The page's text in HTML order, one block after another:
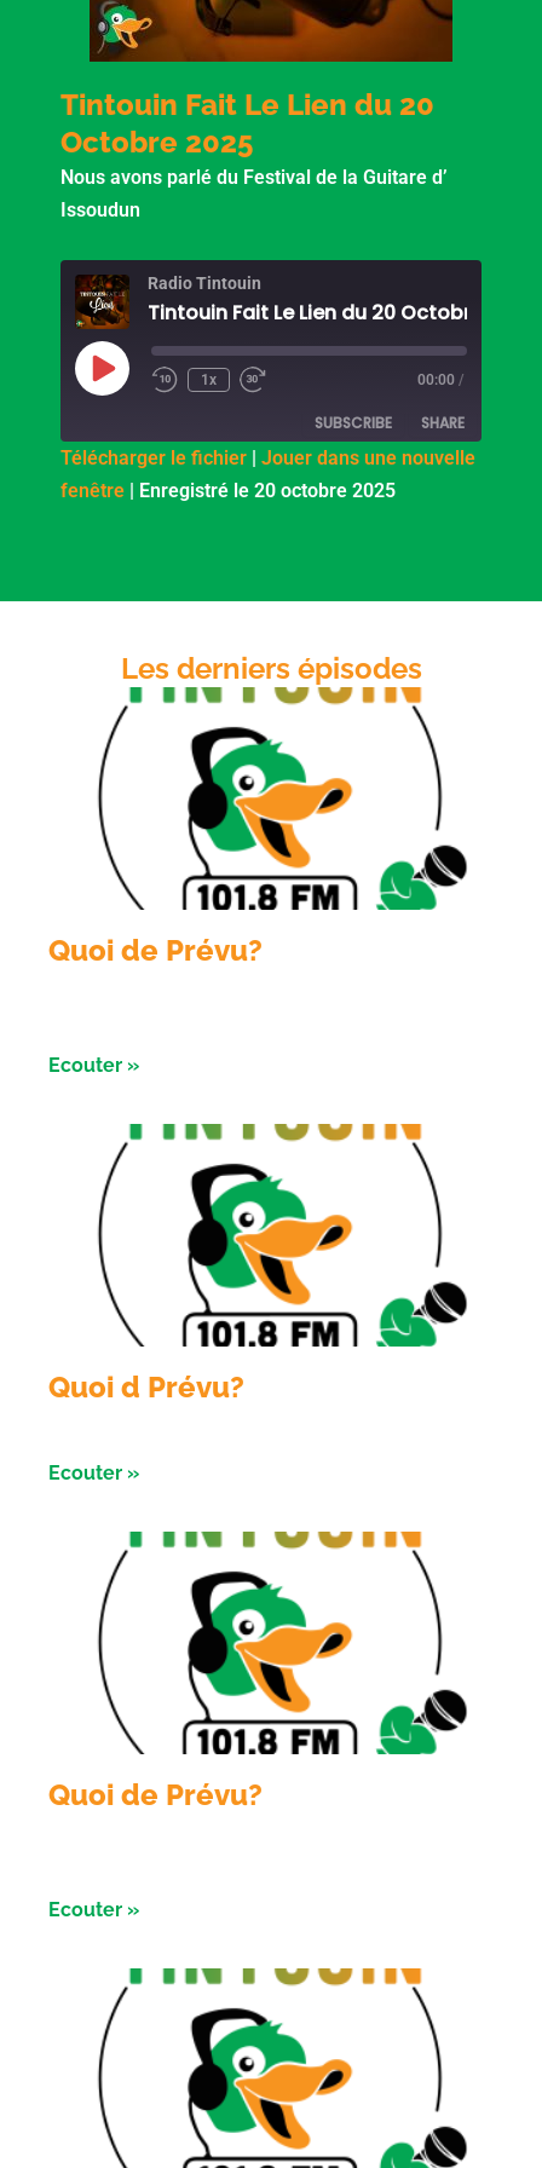
Tintouin Fait Le Lien du 20
Octobre 2025
Nous avons parlé du Festival de la Guitare d’
Issoudun
Radio Tintouin
Tintouin Fait Le Lien du 20 Octobre 2025
Play
Episode
1x 00:00 /
SUBSCRIBE SHARE
PocketCasts Podcast Addict
SHARE
Télécharger le fichier | Jouer dans une nouvelle
fenêtre | Enregistré le 20 octobre 2025
Les derniers épisodes
Quoi de Prévu?
Ecouter »
Quoi d Prévu?
Ecouter »
Quoi de Prévu?
Ecouter »